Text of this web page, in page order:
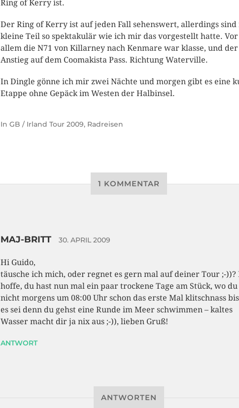
Ring of Kerry ist.
Der Ring of Kerry ist auf jeden Fall sehenswert, allerdings
kleine Teil so spektakulär wie ich mir das vorgestellt hatte. Vor
allem die N71 von Killarney nach Kenmare war klasse, und der
Anstieg auf dem Coomakista Pass. Richtung Waterville.
In Dingle gönne ich mir zwei Nächte und morgen gibt es eine
Etappe ohne Gepäck im Westen der Halbinsel.
In GB / Irland Tour 2009, Radreisen
1 KOMMENTAR
MAJ-BRITT 30. APRIL 2009
Hi Guido,
täusche ich mich, oder regnet es gern mal auf deiner Tour ;-))?
hoffe, du hast nun mal ein paar trockene Tage am Stück, wo du
nicht morgens um 08:00 Uhr schon das erste Mal klitschnass
es sei denn du gehst eine Runde im Meer schwimmen – kaltes
Wasser macht dir ja nix aus ;-)), lieben Gruß!
ANTWORT
ANTWORTEN